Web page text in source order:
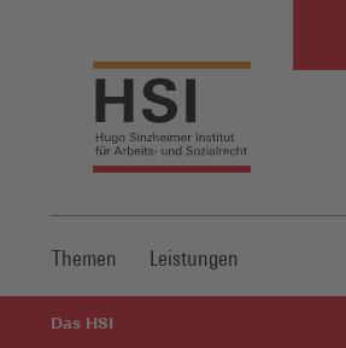
Themen Leistungen
Das HSI